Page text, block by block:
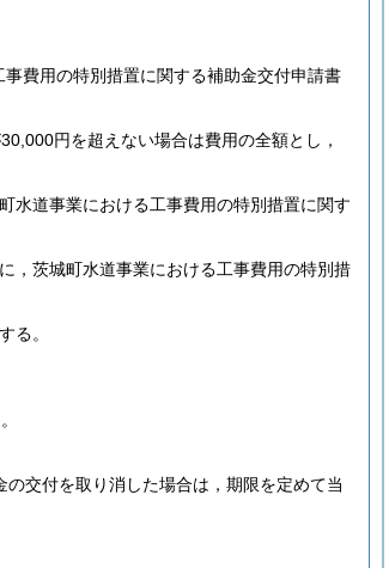
費用の特別措置に関する補助金交付申請書
円を超えない場合は費用の全額とし，
水道事業における工事費用の特別措置に関す
，茨城町水道事業における工事費用の特別措
る。
の交付を取り消した場合は，期限を定めて当